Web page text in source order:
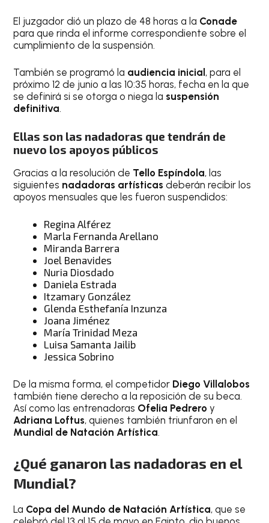
El juzgador dió un plazo de 48 horas a la Conade
para que rinda el informe correspondiente sobre el
cumplimiento de la suspensión.
También se programó la audiencia inicial , para el
próximo 12 de junio a las 10:35 horas, fecha en la que
se definirá si se otorga o niega la suspensión
definitiva.
Ellas son las nadadoras que tendrán de
nuevo los apoyos públicos
Gracias a la resolución de Tello Espíndola, las
siguientes nadadoras artísticas deberán recibir los
apoyos mensuales que les fueron suspendidos:
Regina Alférez
Marla Fernanda Arellano
Miranda Barrera
Joel Benavides
Nuria Diosdado
Daniela Estrada
Itzamary González
Glenda Esthefanía Inzunza
Joana Jiménez
María Trinidad Meza
Luisa Samanta Jailib
Jessica Sobrino
De la misma forma, el competidor Diego Villalobos
también tiene derecho a la reposición de su beca.
Así como las entrenadoras Ofelia Pedreroy
Adriana Loftus, quienes también triunfaron en el
Mundial de Natación Artística.
¿Qué ganaron las nadadoras en el
Mundial?
La Copa del Mundo de Natación Artística, que se